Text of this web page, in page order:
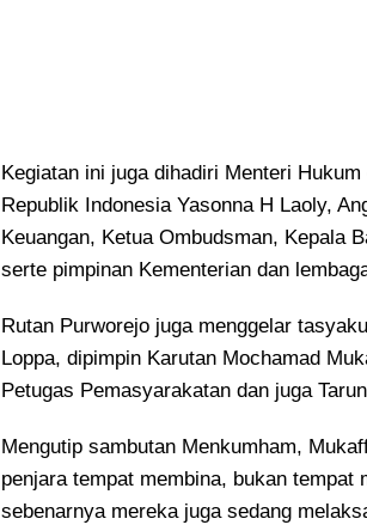
Kegiatan ini juga dihadiri Menteri
Republik Indonesia Yasonna H Laoly,
Keuangan, Ketua Ombudsman, Kepala
serte pimpinan Kementerian dan
Rutan Purworejo juga menggelar
Loppa, dipimpin Karutan Mochamad
Petugas Pemasyarakatan dan juga
Mengutip sambutan Menkumham,
penjara tempat membina, bukan tempat
sebenarnya mereka juga sedang